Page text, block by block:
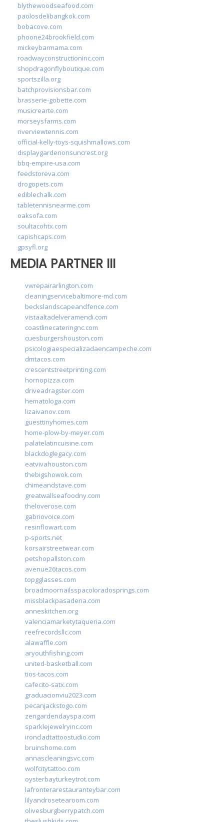
blythewoodseafood.com
paolosdelibangkok.com
bobacove.com
phoone24brookfield.com
mickeybarmama.com
roadwayconstructioninc.com
shopdragonflyboutique.com
sportszilla.org
batchprovisionsbar.com
brasserie-gobette.com
musicrearte.com
morseysfarms.com
riverviewtennis.com
official-kelly-toys-squishmallows.com
displaygardenonsuncrest.org
bbq-empire-usa.com
feedstoreva.com
drogopets.com
ediblechalk.com
tabletennisnearme.com
oaksofa.com
soultacohtx.com
capishcaps.com
gpsyfl.org
MEDIA PARTNER III
vwrepairarlington.com
cleaningservicebaltimore-md.com
beckslandscapeandfence.com
vistaaltadelveramendi.com
coastlinecateringnc.com
cuesburgershouston.com
psicologiaespecializadaencampeche.com
dmtacos.com
crescentstreetprinting.com
hornopizza.com
driveadragster.com
hematologa.com
lizaivanov.com
guesttinyhomes.com
home-plow-by-meyer.com
palatelatincuisine.com
blackdoglegacy.com
eatvivahouston.com
thebigshowok.com
chimeandstave.com
greatwallseafoodny.com
theloverose.com
gabriovoice.com
resinflowart.com
p-sports.net
korsairstreetwear.com
petshopallston.com
avenue26tacos.com
topgglasses.com
broadmoornailsspacoloradosprings.com
missblackpasadena.com
anneskitchen.org
valenciamarketytaqueria.com
reefrecordsllc.com
alawaffle.com
aryouthfishing.com
united-basketball.com
tios-tacos.com
cafecito-satx.com
graduacionviu2023.com
pecanjackstogo.com
zengardendayspa.com
sparklejewelryinc.com
ironcladtattoostudio.com
bruinshome.com
annascleaningsvc.com
wolfcitytattoo.com
oysterbayturkeytrot.com
lafronterarestauranteybar.com
lilyandrosetearoom.com
olivesburgberrypatch.com